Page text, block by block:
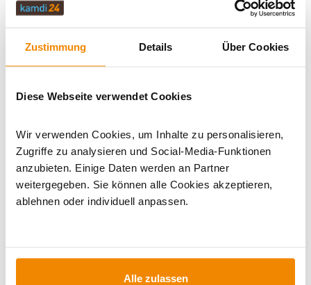
Zustimmung Details Über Cookies
Diese Webseite verwendet Cookies
Wir verwenden Cookies, um Inhalte zu personalisieren,
Zugriffe zu analysieren und Social-Media-Funktionen
anzubieten. Einige Daten werden an Partner
weitergegeben. Sie können alle Cookies akzeptieren,
ablehnen oder individuell anpassen.
Alle zulassen
Hersteller:
Raik
BESCHREIBUNG
TECHNISCHE DATEN
BEWERTUNGEN (2)
WICHTIGE INFOS